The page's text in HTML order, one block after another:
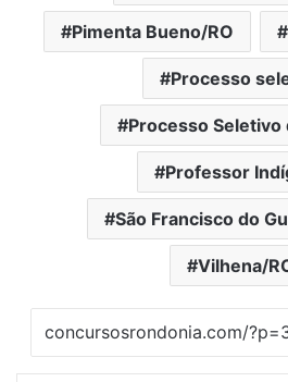
Pimenta Bueno/RO
Processo
Processo Seletivo
Professor
São Francisco do
Vilhena/